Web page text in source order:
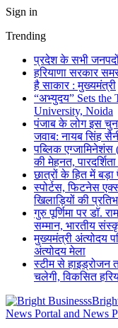
Sign in
Trending
प्रदेश के सभी
हरियाणा सरकार
है साकार : मुख्यमंत्री
“अभ्युदय” Sets the
University, Noida
पंजाब के लोग इस
जवाब: नायब सिंह
पब्लिक
की मेहनत,
छात्रों के हित में
स्पोर्टस, फिटनेस
खिलाड़ियों की
गुरु पूर्णिमा पर डॉ.
सम्मान, भारतीय
मुख्यमंत्री अंत्योदय
अंत्योदय मेला
स्टीम से हाइड्रोजन
चलेगी, विकसित
News Portal and News